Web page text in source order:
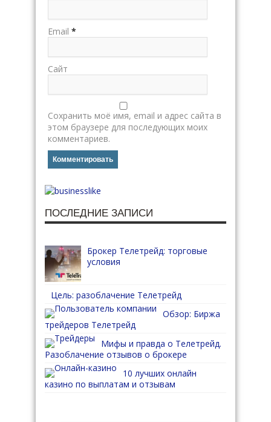
Email *
Сайт
Сохранить моё имя, email и адрес сайта в
этом браузере для последующих моих
комментариев.
ПОСЛЕДНИЕ ЗАПИСИ
Брокер Телетрейд: торговые
условия
Цель: разоблачение Телетрейд
Обзор: Биржа
трейдеров Телетрейд
Мифы и правда о Телетрейд.
Разоблачение отзывов о брокере
10 лучших онлайн
казино по выплатам и отзывам